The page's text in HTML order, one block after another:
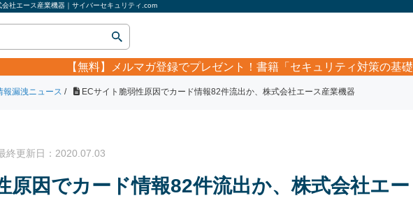
社エース産業機器｜サイバーセキュリティ.com
【無料】 メルマガ登録でプレゼント！書籍「セキュリティ対策の基
報漏洩ニュース / ECサイト脆弱性原因でカード情報82件流出か、株式会社エース産業機器
更新日：2020.07.03
原因でカード情報82件流出か、株式会社エー